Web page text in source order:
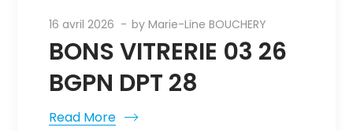
16 avril 2026 byMarie-Line BOUCHERY
BONS VITRERIE 03 26
BGPN DPT 28
Read More